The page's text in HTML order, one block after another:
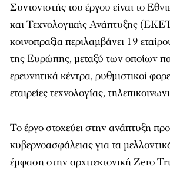
Συντονιστής του έργου είναι το
και Τεχνολογικής Ανάπτυξης
κοινοπραξία περιλαμβάνει 19
της Ευρώπης, μεταξύ των οποίων
ερευνητικά κέντρα, ρυθμιστικοί
εταιρείες τεχνολογίας,
Το έργο στοχεύει στην ανάπτυξη
κυβερνοασφάλειας για τα
έμφαση στην αρχιτεκτονική Zero